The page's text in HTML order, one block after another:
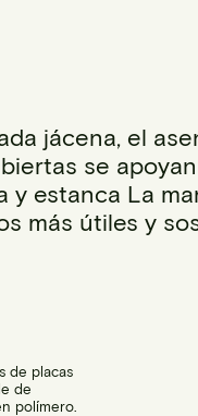
jácena, el
se
y estanca La
más útiles y
de placas
de
polímero.